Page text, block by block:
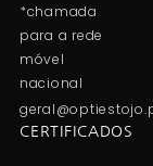
*chamada
para a rede
móvel
nacional
CERTIFICADOS